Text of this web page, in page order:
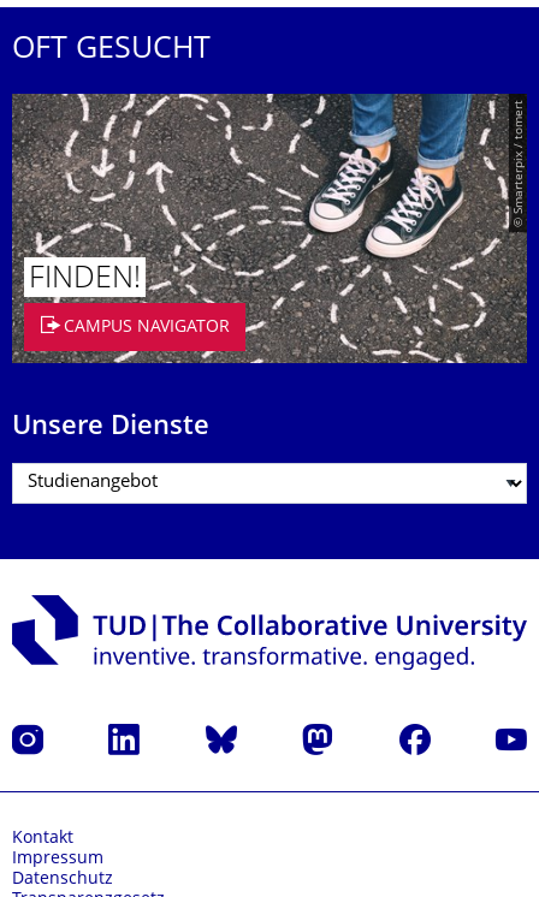
OFT GESUCHT
© Smarterpix / tomert
FINDEN!
CAMPUS NAVIGATOR
Unsere Dienste
Instagram LinkedIn Bluesky Mastodon Facebook
Kontakt
Impressum
Datenschutz